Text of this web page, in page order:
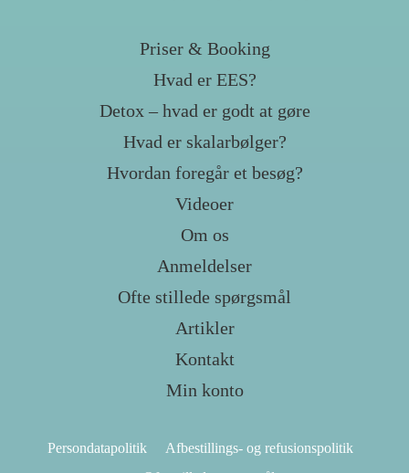
Priser & Booking
Hvad er EES?
Detox – hvad er godt at gøre
Hvad er skalarbølger?
Hvordan foregår et besøg?
Videoer
Om os
Anmeldelser
Ofte stillede spørgsmål
Artikler
Kontakt
Min konto
Persondatapolitik
Afbestillings- og refusionspolitik